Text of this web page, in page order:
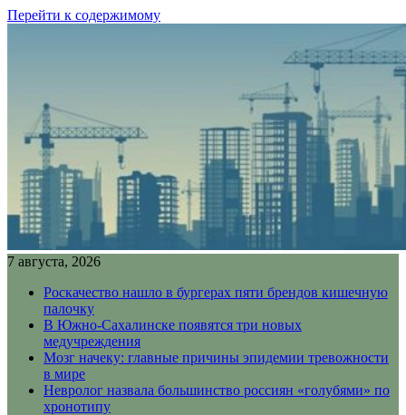
Перейти к содержимому
7 августа, 2026
Роскачество нашло в бургерах пяти брендов кишечную
палочку
В Южно-Сахалинске появятся три новых
медучреждения
Мозг начеку: главные причины эпидемии тревожности
в мире
Невролог назвала большинство россиян «голубями» по
хронотипу